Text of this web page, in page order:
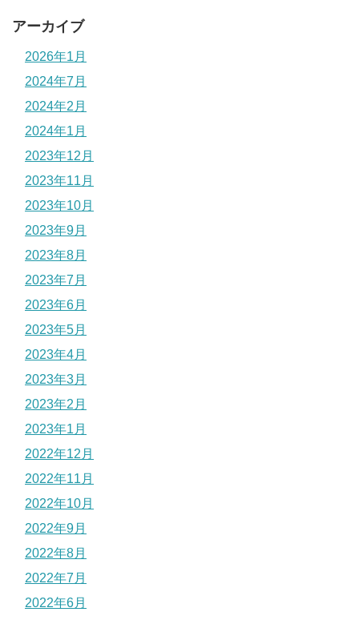
アーカイブ
2026年1月
2024年7月
2024年2月
2024年1月
2023年12月
2023年11月
2023年10月
2023年9月
2023年8月
2023年7月
2023年6月
2023年5月
2023年4月
2023年3月
2023年2月
2023年1月
2022年12月
2022年11月
2022年10月
2022年9月
2022年8月
2022年7月
2022年6月